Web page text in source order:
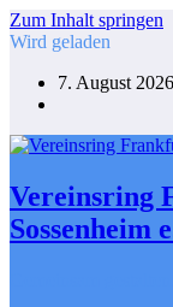
Zum Inhalt springen
Wird geladen
7. August 2026
Vereinsring
Sossenheim